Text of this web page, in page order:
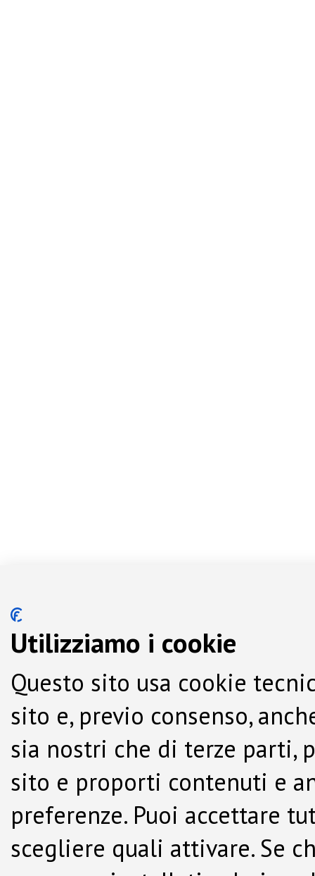
Utilizziamo i cookie
Questo sito usa cookie
sito e, previo consenso,
sia nostri che di terze parti,
sito e proporti contenuti e
preferenze. Puoi accettare
scegliere quali attivare. Se